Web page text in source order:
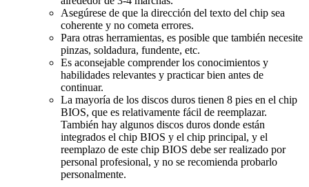
Asegúrese de que la dirección del texto del chip sea
coherente y no cometa errores.
Para otras herramientas, es posible que también necesite
pinzas, soldadura, fundente, etc.
Es aconsejable comprender los conocimientos y
habilidades relevantes y practicar bien antes de
continuar.
La mayoría de los discos duros tienen 8 pies en el chip
BIOS, que es relativamente fácil de reemplazar.
También hay algunos discos duros donde están
integrados el chip BIOS y el chip principal, y el
reemplazo de este chip BIOS debe ser realizado por
personal profesional, y no se recomienda probarlo
personalmente.